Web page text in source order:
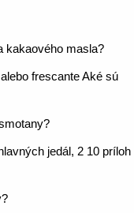
kakaového masla?
frescante Aké sú
jedál, 2 10 príloh